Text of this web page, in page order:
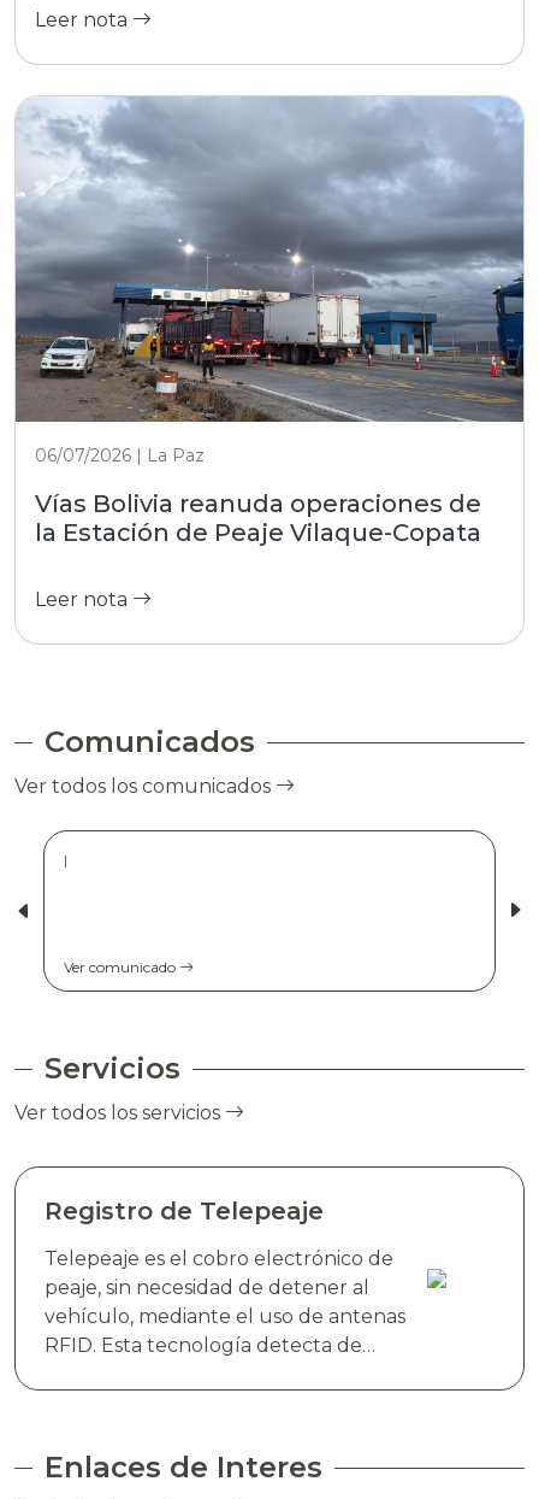
Leer nota
06/07/2026 | La Paz
Vías Bolivia reanuda operaciones de
la Estación de Peaje Vilaque-Copata
Leer nota
Comunicados
Ver todos los comunicados
|
Ver comunicado
Servicios
Ver todos los servicios
Registro de Telepeaje
Telepeaje es el cobro electrónico de
peaje, sin necesidad de detener al
vehículo, mediante el uso de antenas
RFID. Esta tecnología detecta de
el cobro de peaje a través del debito
Enlaces de Interes